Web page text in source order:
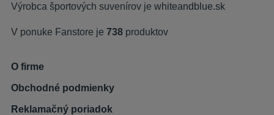
Výrobca športových suvenírov je whiteandblue.sk
V ponuke Fanstore je 738 produktov
O firme
Obchodné podmienky
Reklamačný poriadok